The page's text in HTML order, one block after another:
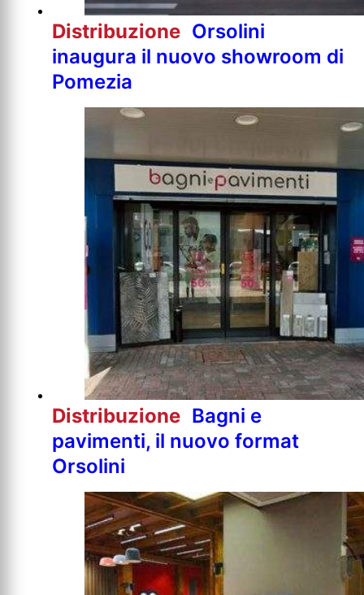
Distribuzione Orsolini
inaugura il nuovo showroom di
Pomezia
Distribuzione Bagni e
pavimenti, il nuovo format
Orsolini